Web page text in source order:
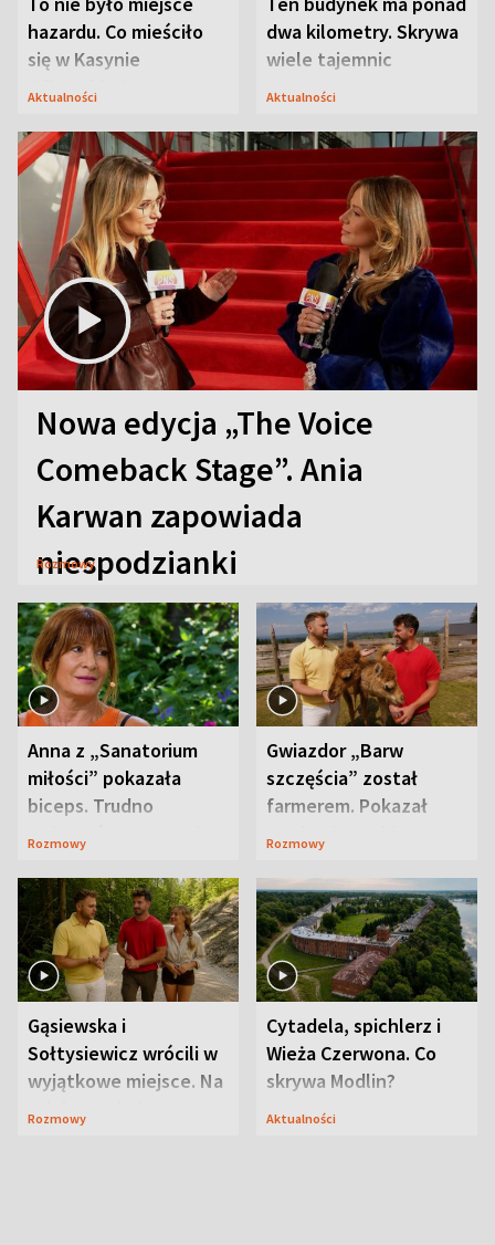
hazardu. Co mieściło
się w Kasynie
Oficerskim?
Aktualności
dwa kilometry. Skrywa
wiele tajemnic
Aktualności
Nowa edycja „The Voice
Comeback Stage”. Ania
Karwan zapowiada
niespodzianki
Rozmowy
Anna z „Sanatorium
miłości” pokazała
biceps. Trudno
uwierzyć, co przeszła
Rozmowy
Gwiazdor „Barw
szczęścia” został
farmerem. Pokazał
swoje niezwykłe
Rozmowy
Gąsiewska i
Sołtysiewicz wrócili w
wyjątkowe miejsce. Na
szlaku czekał
Rozmowy
Cytadela, spichlerz i
Wieża Czerwona. Co
skrywa Modlin?
Aktualności